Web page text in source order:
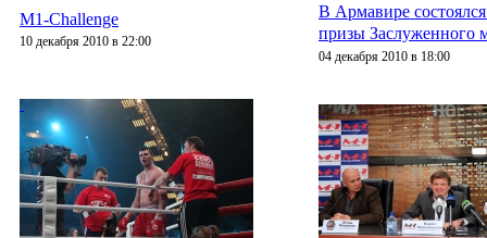
M1-Challenge
10 декабря 2010 в 22:00
В Армавире
призы Заслуженного
04 декабря 2010 в 18:00